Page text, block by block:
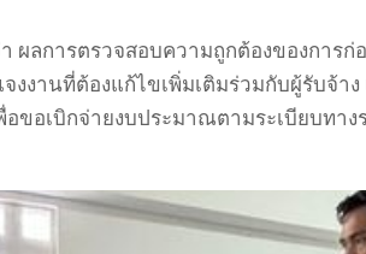
ลการตรวจสอบความถูกต้องของการ
งงานที่ต้องแก้ไขเพิ่มเติมร่วมกับผู้รับจ้
ขอเบิกจ่ายงบประมาณตามระเบียบทาง